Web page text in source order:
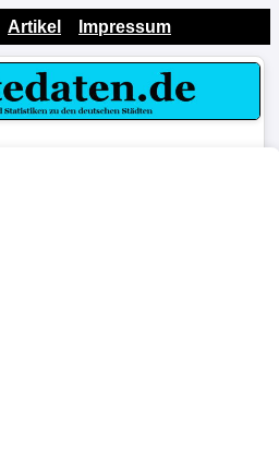
Artikel Impressum